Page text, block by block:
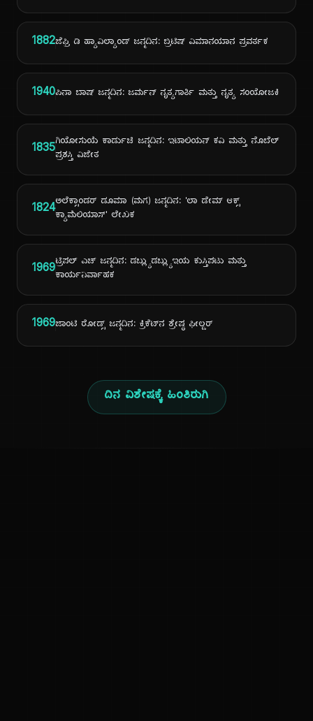
1882ಜೆಫ್ರಿ ಡಿ ಹ್ಯಾವಿಲ್ಯಾಂಡ್ ಜನ್ಮದಿನ: ಬ್ರಿಟಿಷ್ ವಿಮಾನಯಾನ ಪ್ರವರ್ತಕ
1940ಪಿನಾ ಬಾಷ್ ಜನ್ಮದಿನ: ಜರ್ಮನ್ ನೃತ್ಯಗಾರ್ತಿ ಮತ್ತು ನೃತ್ಯ ಸಂಯೋಜಕಿ
1835ಗಿಯೋಸುಯೆ ಕಾರ್ಡುಚಿ ಜನ್ಮದಿನ: ಇಟಾಲಿಯನ್ ಕವಿ ಮತ್ತು ನೊಬೆಲ್
ಪ್ರಶಸ್ತಿ ವಿಜೇತ
1824ಅಲೆಕ್ಸಾಂಡರ್ ಡೂಮಾ (ಮಗ) ಜನ್ಮದಿನ: 'ಲಾ ಡೇಮ್ ಆಕ್ಸ್
ಕ್ಯಾಮೆಲಿಯಾಸ್' ಲೇಖಕ
1969ಟ್ರಿಪಲ್ ಎಚ್ ಜನ್ಮದಿನ: ಡಬ್ಲ್ಯುಡಬ್ಲ್ಯುಇಯ ಕುಸ್ತಿಪಟು ಮತ್ತು
ಕಾರ್ಯನಿರ್ವಾಹಕ
1969ಜಾಂಟಿ ರೋಡ್ಸ್ ಜನ್ಮದಿನ: ಕ್ರಿಕೆಟ್‌ನ ಶ್ರೇಷ್ಠ ಫೀಲ್ಡರ್
ದಿನ ವಿಶೇಷಕ್ಕೆ ಹಿಂತಿರುಗಿ